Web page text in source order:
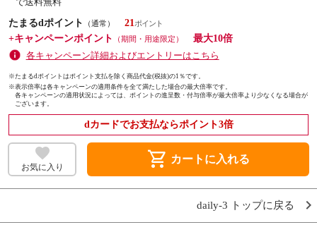
たまるdポイント
（通常）
21
+キャンペーンポイント
（期間・用途限定）
最大10倍
各キャンペーン詳細およびエントリーはこちら
※たまるdポイントはポイント支払を除く商品代金(税抜)の1％です。
※表示倍率は各キャンペーンの適用条件を全て満たした場合の最大倍率です。
各キャンペーンの適用状況によっては、ポイントの進呈数・付与倍率が最大倍率より少なくなる場合が
ございます。
dカードでお支払ならポイント3倍
お気に入り shopping_cart カートに入れる
daily-3 トップに戻る